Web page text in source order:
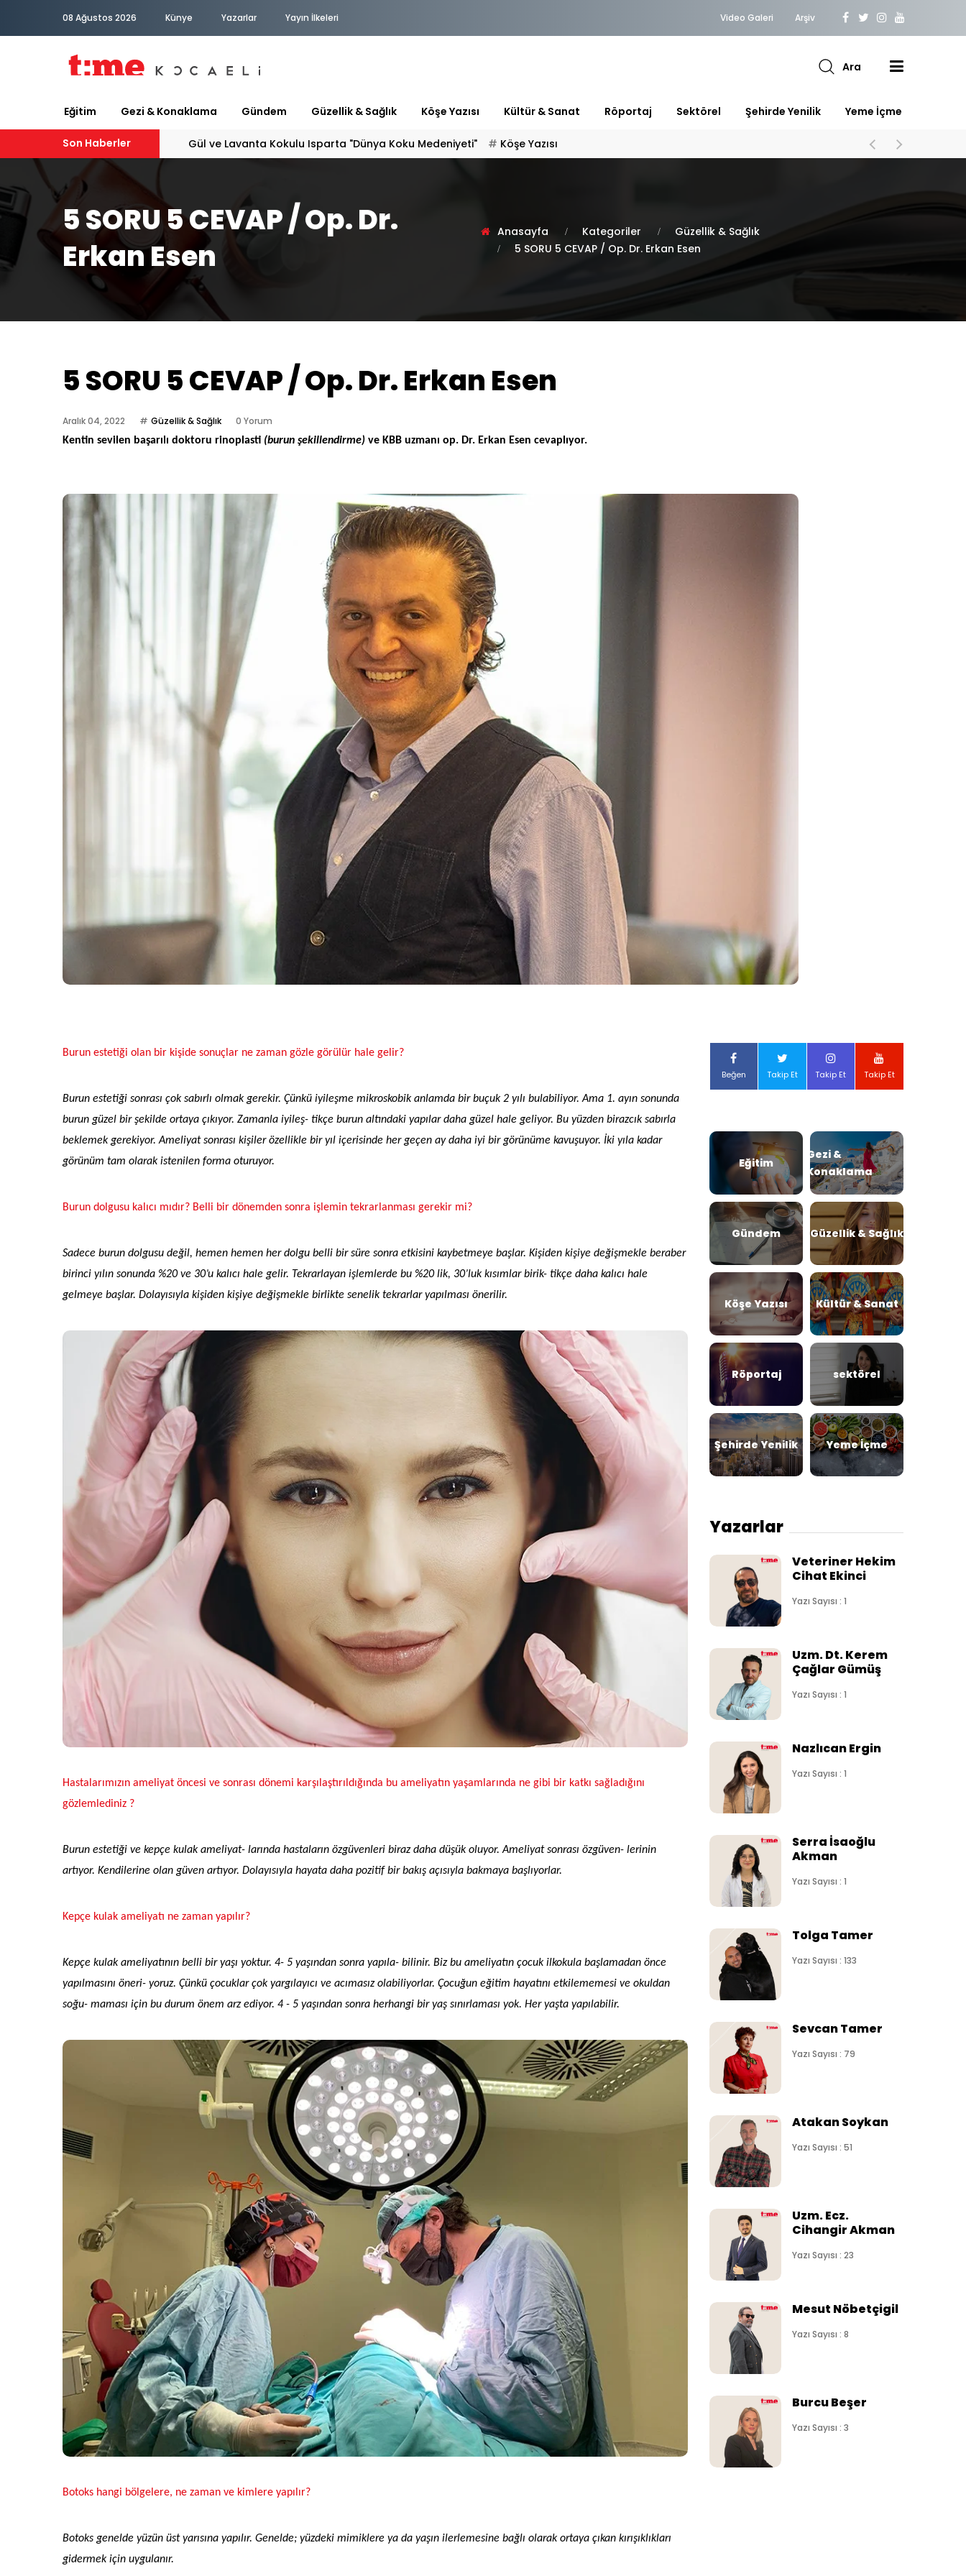
08 Ağustos 2026 Künye Yazarlar Yayın İlkeleri Video Galeri Arşiv
Ara
Eğitim Gezi & Konaklama Gündem Güzellik & Sağlık Köşe Yazısı Kültür & Sanat Röportaj Sektörel Şehirde Yenilik Yeme İçme
Son Haberler Gül ve Lavanta Kokulu Isparta "Dünya Koku Medeniyeti" Köşe Yazısı
5 SORU 5 CEVAP / Op. Dr.
Erkan Esen
Anasayfa Kategoriler
Güzellik & Sağlık
5 SORU 5 CEVAP / Op. Dr. Erkan Esen
5 SORU 5 CEVAP / Op. Dr. Erkan Esen
Aralık 04, 2022 Güzellik & Sağlık 0 Yorum
Kentin sevilen başarılı doktoru rinoplasti (burun şekillendirme) ve KBB uzmanı op. Dr. Erkan Esen cevaplıyor.
Burun estetiği olan bir kişide sonuçlar ne zaman gözle görülür hale gelir?
Burun estetiği sonrası çok sabırlı olmak gerekir. Çünkü iyileşme mikroskobik anlamda bir buçuk 2 yılı bulabiliyor. Ama 1. ayın sonunda
burun güzel bir şekilde ortaya çıkıyor. Zamanla iyileş- tikçe burun altındaki yapılar daha güzel hale geliyor. Bu yüzden birazcık sabırla
beklemek gerekiyor. Ameliyat sonrası kişiler özellikle bir yıl içerisinde her geçen ay daha iyi bir görünüme kavuşuyor. İki yıla kadar
görünüm tam olarak istenilen forma oturuyor.
Burun dolgusu kalıcı mıdır? Belli bir dönemden sonra işlemin tekrarlanması gerekir mi?
Sadece burun dolgusu değil, hemen hemen her dolgu belli bir süre sonra etkisini kaybetmeye başlar. Kişiden kişiye değişmekle beraber
birinci yılın sonunda %20 ve 30’u kalıcı hale gelir. Tekrarlayan işlemlerde bu %20 lik, 30’luk kısımlar birik- tikçe daha kalıcı hale
gelmeye başlar. Dolayısıyla kişiden kişiye değişmekle birlikte senelik tekrarlar yapılması önerilir.
Hastalarımızın ameliyat öncesi ve sonrası dönemi karşılaştırıldığında bu ameliyatın yaşamlarında ne gibi bir katkı sağladığını
gözlemlediniz ?
Burun estetiği ve kepçe kulak ameliyat- larında hastaların özgüvenleri biraz daha düşük oluyor. Ameliyat sonrası özgüven- lerinin
artıyor. Kendilerine olan güven artıyor. Dolayısıyla hayata daha pozitif bir bakış açısıyla bakmaya başlıyorlar.
Kepçe kulak ameliyatı ne zaman yapılır?
Kepçe kulak ameliyatının belli bir yaşı yoktur. 4- 5 yaşından sonra yapıla- bilinir. Biz bu ameliyatın çocuk ilkokula başlamadan önce
yapılmasını öneri- yoruz. Çünkü çocuklar çok yargılayıcı ve acımasız olabiliyorlar. Çocuğun eğitim hayatını etkilememesi ve okuldan
soğu- maması için bu durum önem arz ediyor. 4 - 5 yaşından sonra herhangi bir yaş sınırlaması yok. Her yaşta yapılabilir.
Botoks hangi bölgelere, ne zaman ve kimlere yapılır?
Botoks genelde yüzün üst yarısına yapılır. Genelde; yüzdeki mimiklere ya da yaşın ilerlemesine bağlı olarak ortaya çıkan kırışıklıkları
gidermek için uygulanır.
Beğen Takip Et Takip Et Takip Et
Eğitim
Gezi &
Konaklama
Gündem Güzellik & Sağlık
Köşe Yazısı Kültür & Sanat
Röportaj sektörel
Şehirde Yenilik Yeme İçme
Yazarlar
Veteriner Hekim
Cihat Ekinci
Yazı Sayısı : 1
Uzm. Dt. Kerem
Çağlar Gümüş
Yazı Sayısı : 1
Nazlıcan Ergin
Yazı Sayısı : 1
Serra İsaoğlu
Akman
Yazı Sayısı : 1
Tolga Tamer
Yazı Sayısı : 133
Sevcan Tamer
Yazı Sayısı : 79
Atakan Soykan
Yazı Sayısı : 51
Uzm. Ecz.
Cihangir Akman
Yazı Sayısı : 23
Mesut Nöbetçigil
Yazı Sayısı : 8
Burcu Beşer
Yazı Sayısı : 3